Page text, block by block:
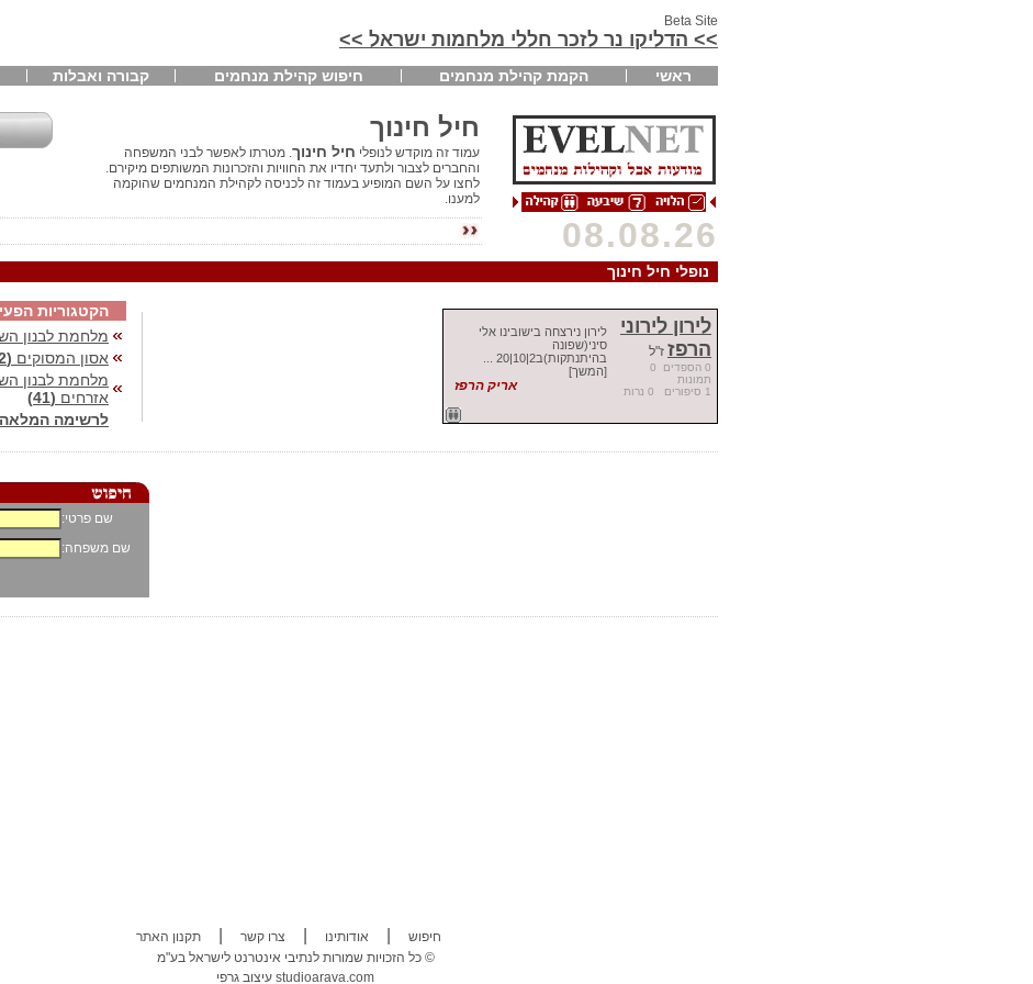
Beta Site
>> הדליקו נר לזכר חללי מלחמות ישראל >>
ראשי הקמת קהילת מנחמים חיפוש קהילת מנחמים קבורה ואבלות
חיל חינוך
עמוד זה מוקדש לנופלי חיל חינוך. מטרתו לאפשר לבני המשפחה
והחברים לצבור ולתעד יחדיו את החוויות והזכרונות המשותפים מיקירם.
לחצו על השם המופיע בעמוד זה לכניסה לקהילת המנחמים שהוקמה
למענו.
08.08.26
נופלי חיל חינוך
הקטגוריות
מלחמת לבנון
אסון המסוקים (72)
מלחמת לבנון
אזרחים (41)
לרשימה המלאה
לירון לירוני
הרפז ז"ל
לירון נירצחה בישובינו אלי
סיני(שפונה
[המשך]
אריק הרפז
0 הספדים 0
תמונות
1 סיפורים 0 נרות
שם פרטי:
שם משפחה:
חיפוש אודותינו צרו קשר
תקנון האתר
כל הזכויות שמורות לנתיבי אינטרנט לישראל בע"מ ©
studioarava.com